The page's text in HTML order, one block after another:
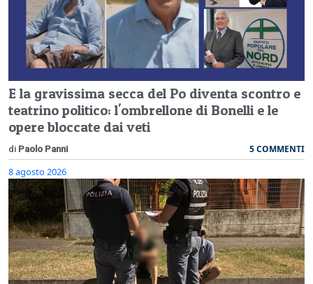
E la gravissima secca del Po diventa scontro e
teatrino politico: l'ombrellone di Bonelli e le
opere bloccate dai veti
di Paolo Panni 5 COMMENTI
8 agosto 2026